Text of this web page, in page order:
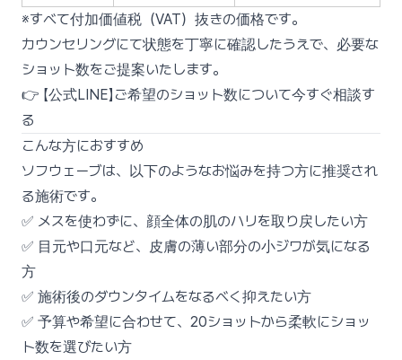
※すべて付加価値税（VAT）抜きの価格です。
カウンセリングにて状態を丁寧に確認したうえで、必要な
ショット数をご提案いたします。
👉 【公式LINE】ご希望のショット数について今すぐ相談す
る
こんな方におすすめ
ソフウェーブは、以下のようなお悩みを持つ方に推奨され
る施術です。
✅ メスを使わずに、顔全体の肌のハリを取り戻したい方
✅ 目元や口元など、皮膚の薄い部分の小ジワが気になる
方
✅ 施術後のダウンタイムをなるべく抑えたい方
✅ 予算や希望に合わせて、20ショットから柔軟にショッ
ト数を選びたい方